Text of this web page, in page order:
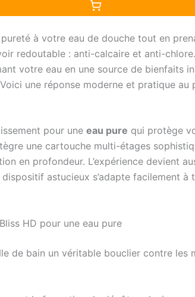
à votre eau de douche tout en
redoutable : anti-calcaire et anti-
votre eau en une source de bienfaits
une réponse moderne et pratique au
pour une eau pure qui protège
une cartouche multi-étages
en profondeur. L’expérience devient
astucieux s’adapte facilement
HD pour une eau pure
de bain un véritable bouclier contre